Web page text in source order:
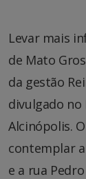
Levar mais
de Mato
da gestão
divulgado no
Alcinópolis.
contemplar
e a rua